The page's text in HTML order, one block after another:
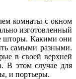
комнаты с окном
изготовленный
шторы. Какими они
самыми разными.
в своей верхней
В этом случае для
и портьеры.